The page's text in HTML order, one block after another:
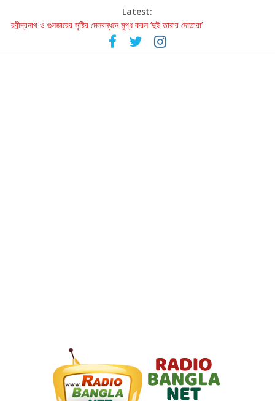
Latest:
রবীন্দ্রনাথ ও গুলজারের সৃষ্টির মেলবন্ধনে মুগ্ধ করল ‘দুই তারার দোতারা’
কলের গান থেকে রীলস্ — বাঙালির গান শোনার বিবর্তনের গল্প
জগন্নাথমঙ্গলম্ — বাংলায় প্রথমবার মঞ্চে এবার রথযাত্রার উদযাপন